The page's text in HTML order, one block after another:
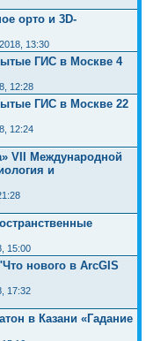
орто и 3D-
13:30
ГИС в Москве 4
12:28
ГИС в Москве 22
12:24
VII Международной
и
15:00
нового в ArcGIS
17:32
в Казани «Гадание